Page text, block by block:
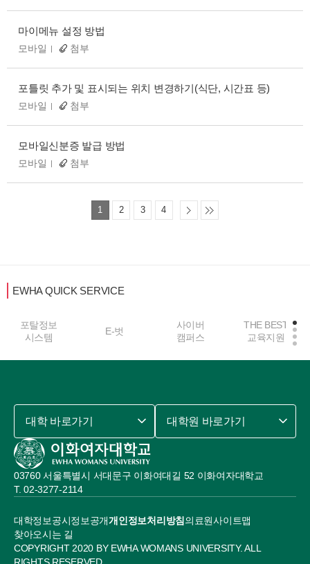
마이메뉴 설정 방법
모바일 첨부
포틀릿 추가 및 표시되는 위치 변경하기(식단, 시간표 등)
모바일 첨부
모바일신분증 발급 방법
모바일 첨부
1 2 3 4
EWHA QUICK SERVICE
포탈정보
시스템
E-벗
사이버
캠퍼스
THE BEST
교육지원
대학정보공시정보공개개인정보처리방침의료원사이트맵
찾아오시는 길
03760 서울특별시 서대문구 이화여대길 52 이화여자대학교
02-3277-2114
대학 바로가기 대학원 바로가기
COPYRIGHT 2020 BY EWHA WOMANS UNIVERSITY. ALL
RIGHTS RESERVED.